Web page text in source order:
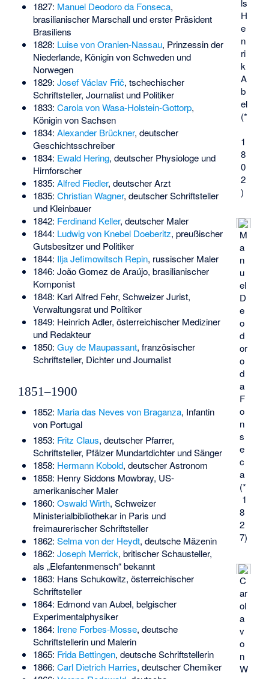
ls
H
e
n
ri
k
A
b
el
(*
1
8
0
2
)
M
a
n
u
el
D
e
o
d
or
o
d
a
F
o
n
s
e
c
a
(*
1
8
2
7)
C
ar
ol
a
v
o
n
W
1827: Manuel Deodoro da Fonseca,
brasilianischer Marschall und erster Präsident
Brasiliens
1828: Luise von Oranien-Nassau, Prinzessin der
Niederlande, Königin von Schweden und
Norwegen
1829: Josef Václav Frič, tschechischer
Schriftsteller, Journalist und Politiker
1833: Carola von Wasa-Holstein-Gottorp,
Königin von Sachsen
1834: Alexander Brückner, deutscher
Geschichtsschreiber
1834: Ewald Hering, deutscher Physiologe und
Hirnforscher
1835: Alfred Fiedler, deutscher Arzt
1835: Christian Wagner, deutscher Schriftsteller
und Kleinbauer
1842: Ferdinand Keller, deutscher Maler
1844: Ludwig von Knebel Doeberitz, preußischer
Gutsbesitzer und Politiker
1844: Ilja Jefimowitsch Repin, russischer Maler
1846: João Gomez de Araújo, brasilianischer
Komponist
1848: Karl Alfred Fehr, Schweizer Jurist,
Verwaltungsrat und Politiker
1849: Heinrich Adler, österreichischer Mediziner
und Redakteur
1850: Guy de Maupassant, französischer
Schriftsteller, Dichter und Journalist
1851–1900
1852: Maria das Neves von Braganza, Infantin
von Portugal
1853: Fritz Claus, deutscher Pfarrer,
Schriftsteller, Pfälzer Mundartdichter und Sänger
1858: Hermann Kobold, deutscher Astronom
1858: Henry Siddons Mowbray, US-
amerikanischer Maler
1860: Oswald Wirth, Schweizer
Ministerialbibliothekar in Paris und
freimaurerischer Schriftsteller
1862: Selma von der Heydt, deutsche Mäzenin
1862: Joseph Merrick, britischer Schausteller,
als „Elefantenmensch“ bekannt
1863: Hans Schukowitz, österreichischer
Schriftsteller
1864: Edmond van Aubel, belgischer
Experimentalphysiker
1864: Irene Forbes-Mosse, deutsche
Schriftstellerin und Malerin
1865: Frida Bettingen, deutsche Schriftstellerin
1866: Carl Dietrich Harries, deutscher Chemiker